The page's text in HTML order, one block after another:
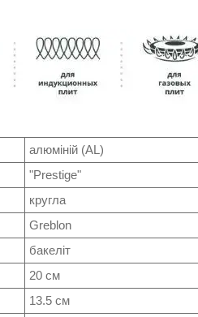
алюміній (AL)
"Prestige"
кругла
Greblon
бакеліт
20 см
13.5 см